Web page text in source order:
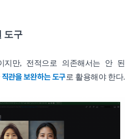
도구
지만, 전적으로 의존해서는 안 된
관을 보완하는 도구 로 활용해야 한다.